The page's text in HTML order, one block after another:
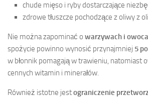
chude mięso i ryby dostarczające
zdrowe tłuszcze pochodzące z oliwy z
Nie można zapominać o warzywach i
spożycie powinno wynosić przynajmniej 5
w błonnik pomagają w trawieniu, natomiast
cennych witamin i minerałów.
Również istotne jestograniczenie